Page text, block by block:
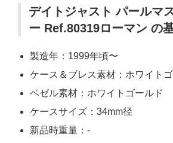
デイトジャスト パールマ
ー Ref.80319ローマン の
製造年：1999年頃〜
ケース＆ブレス素材：ホワイト
ベゼル素材：ホワイトゴールド
ケースサイズ：34mm径
新品時重量：-